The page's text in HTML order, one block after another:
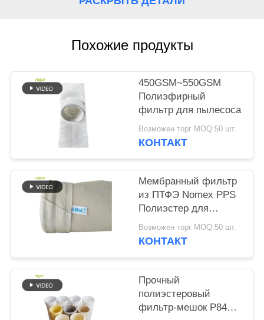
ПОЛИТИКАПохожие продукты
450GSM~550GSM
Полиэфирный
фильтр для пылесоса
Возможен торг MOQ:50 шт.
КОНТАКТ
Мембранный фильтр
из ПТФЭ Nomex PPS
Полиэстер для
растений
Возможен торг MOQ:50 шт.
КОНТАКТ
Прочный
полиэстеровый
фильтр-мешок P84